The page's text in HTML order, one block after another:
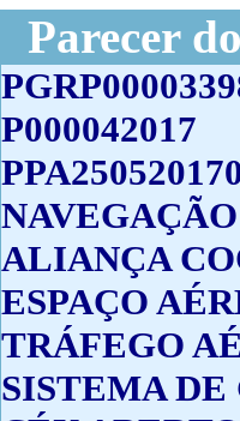
Parecer
P000042017
ALIANÇA
ESPAÇO
TRÁFEGO
SISTEMA DE